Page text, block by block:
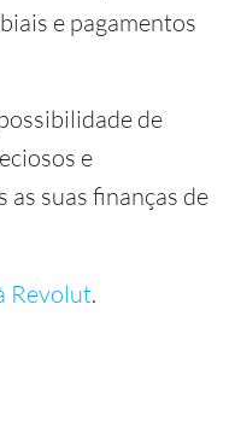
e pagamentos
de
e
suas finanças de
Revolut.